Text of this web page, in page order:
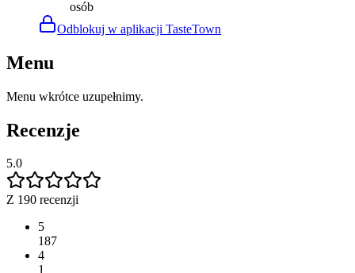
osób
Odblokuj w aplikacji TasteTown
Menu
Menu wkrótce uzupełnimy.
Recenzje
5.0
Z 190 recenzji
5
187
4
1